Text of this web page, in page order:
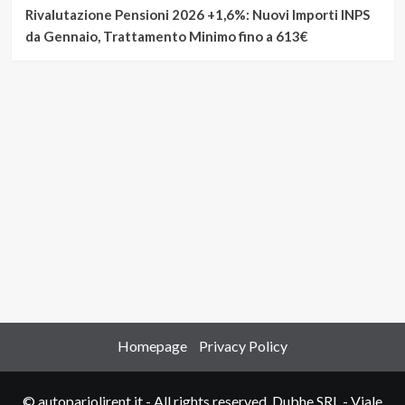
Rivalutazione Pensioni 2026 +1,6%: Nuovi Importi INPS
da Gennaio, Trattamento Minimo fino a 613€
Homepage Privacy Policy
© autopariolirent.it - All rights reserved. Dubhe SRL - Viale